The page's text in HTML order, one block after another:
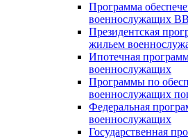
Программа
военнослужащих
Президентская
жильем
Ипотечная
военнослужащих
Программы по
военнослужащих
Федеральная
военнослужащих
Государственная